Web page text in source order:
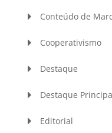
Conteúdo de
Cooperativismo
Destaque
Destaque
Editorial